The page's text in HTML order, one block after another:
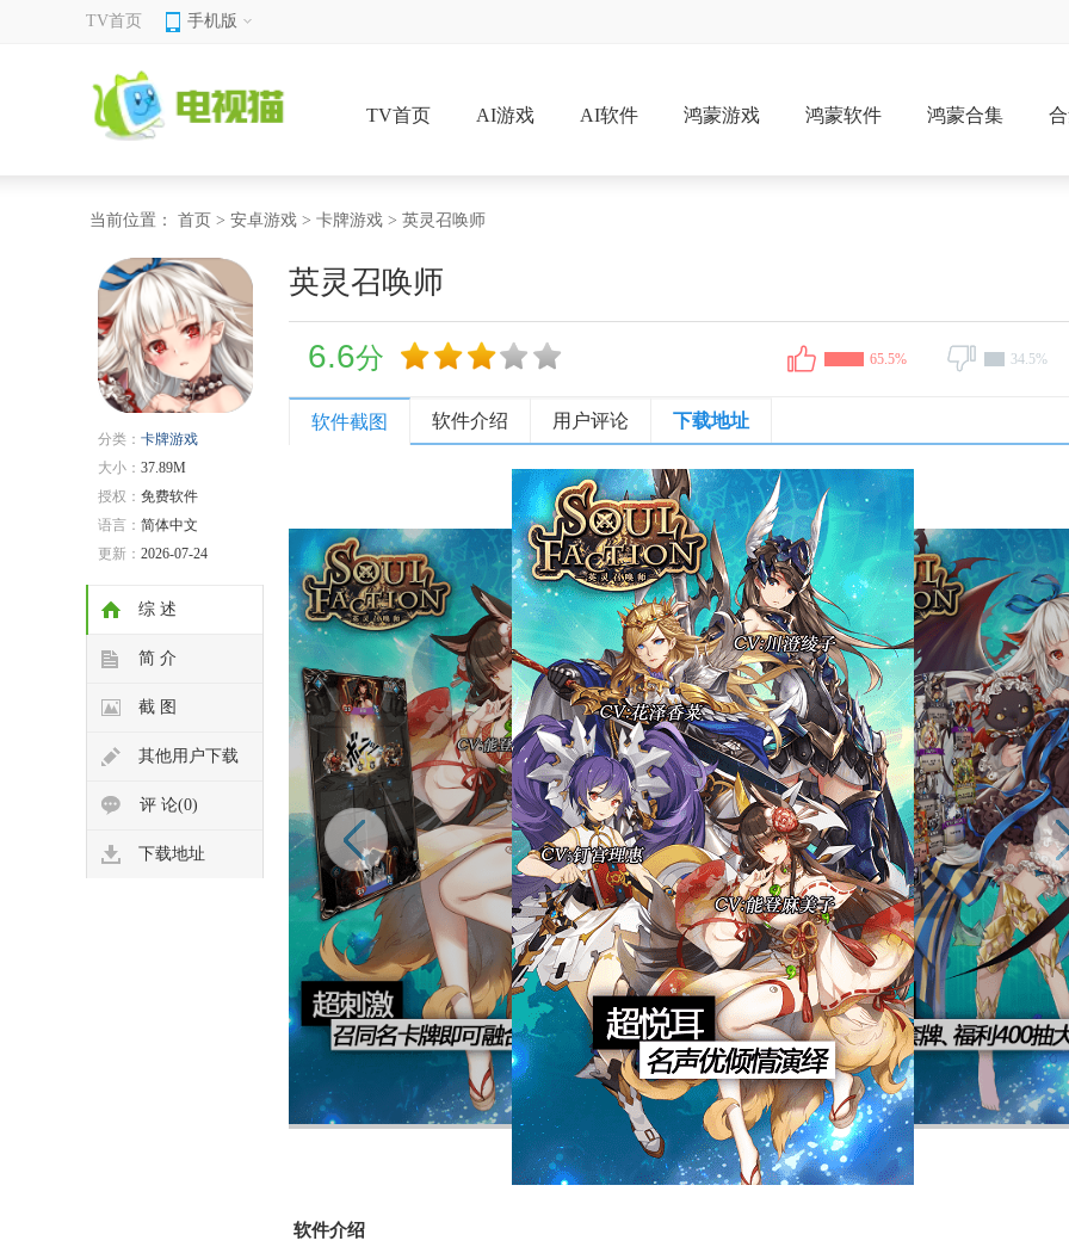
TV首页 手机版
TV首页 AI游戏 AI软件 鸿蒙游戏 鸿蒙软件 鸿蒙合集
当前位置： 首页 > 安卓游戏 > 卡牌游戏 > 英灵召唤师
分类： 卡牌游戏
大小： 37.89M
授权： 免费软件
语言： 简体中文
更新： 2026-07-24
综 述
简 介
截 图
其他用户下载
评 论(0)
下载地址
英灵召唤师
6.6分 65.5% 34.5%
软件截图 软件介绍 用户评论 下载地址
软件介绍